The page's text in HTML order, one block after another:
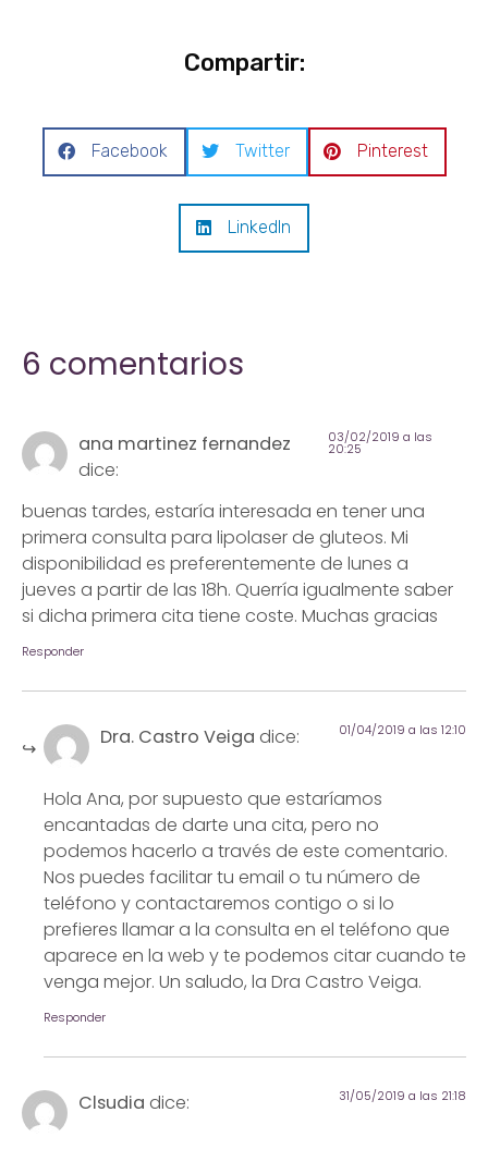
Compartir:
Facebook Twitter Pinterest
LinkedIn
6 comentarios
ana martinez fernandez
dice:
03/02/2019 a las
20:25
buenas tardes, estaría interesada en tener una
primera consulta para lipolaser de gluteos. Mi
disponibilidad es preferentemente de lunes a
jueves a partir de las 18h. Querría igualmente saber
si dicha primera cita tiene coste. Muchas gracias
Responder
Dra. Castro Veiga dice: 01/04/2019 a las 12:10
Hola Ana, por supuesto que estaríamos
encantadas de darte una cita, pero no
podemos hacerlo a través de este comentario.
Nos puedes facilitar tu email o tu número de
teléfono y contactaremos contigo o si lo
prefieres llamar a la consulta en el teléfono que
aparece en la web y te podemos citar cuando te
venga mejor. Un saludo, la Dra Castro Veiga.
Responder
Clsudia dice: 31/05/2019 a las 21:18